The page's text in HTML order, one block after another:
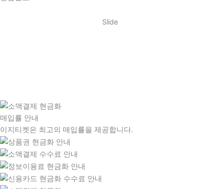
Slide
매입률 안내
이지티켓은 최고의 매입률을 제공합니다.